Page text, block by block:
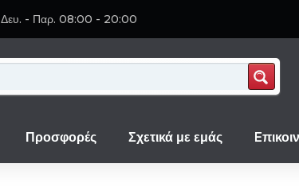
Δευ. - Παρ. 08:00 - 20:00
Προσφορές Σχετικά με εμάς